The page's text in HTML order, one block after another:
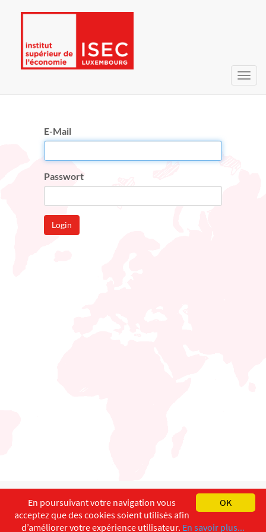
E-Mail
Passwort
Login
English Français
Copyright ©ISEC-AdW Impressum
OK
En poursuivant votre navigation vous
acceptez que des cookies soient utilisés afin
d’améliorer votre expérience utilisateur. En savoir plus...